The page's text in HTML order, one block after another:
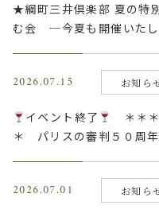
★綱町三井倶楽部 夏の特
む会 ─今夏も開催いたし
2026.07.15 お知ら
イベント終了
＊＊
＊ パリスの審判５０周年
2026.07.01 お知ら